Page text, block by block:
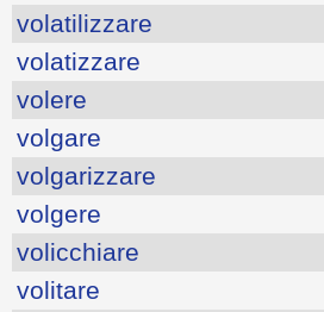
volatilizzare
volatizzare
volere
volgare
volgarizzare
volgere
volicchiare
volitare